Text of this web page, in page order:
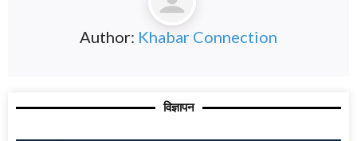
Author: Khabar Connection
विज्ञापन